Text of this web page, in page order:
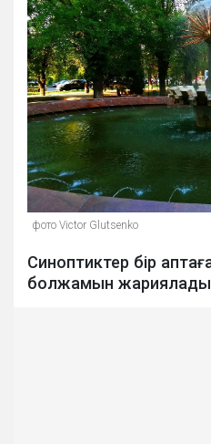
фото Victor Glutsenko
Синоптиктер бір
болжамын жариялады